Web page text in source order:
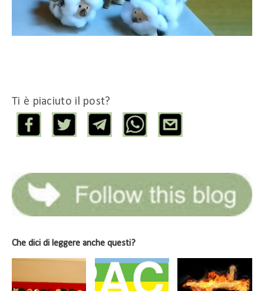
Ti è piaciuto il post?
Che dici di leggere anche questi?